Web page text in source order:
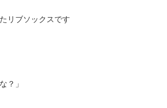
リブソックスです
？」